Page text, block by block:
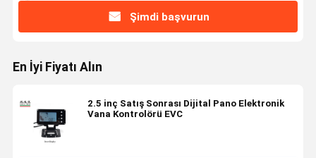
Şimdi başvurun
En İyi Fiyatı Alın
2.5 inç Satış Sonrası Dijital Pano Elektronik
Vana Kontrolörü EVC